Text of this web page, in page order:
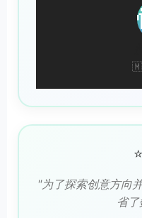
"为了探索创意方向
省